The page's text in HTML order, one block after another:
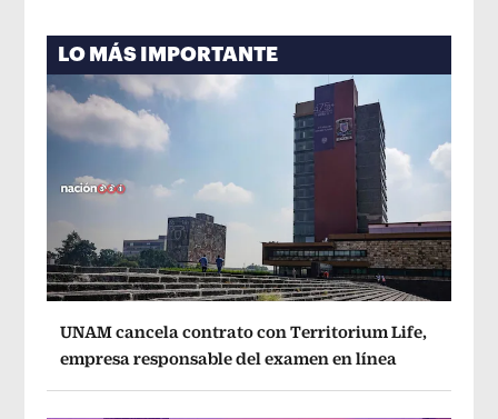
LO MÁS IMPORTANTE
UNAM cancela contrato con Territorium Life,
empresa responsable del examen en línea